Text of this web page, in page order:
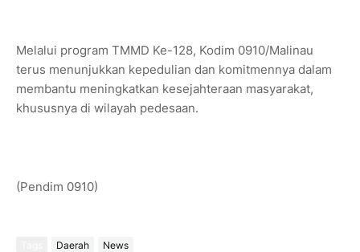
Melalui program TMMD Ke-128, Kodim 0910/Malinau
terus menunjukkan kepedulian dan komitmennya dalam
membantu meningkatkan kesejahteraan masyarakat,
khususnya di wilayah pedesaan.
(Pendim 0910)
Daerah News